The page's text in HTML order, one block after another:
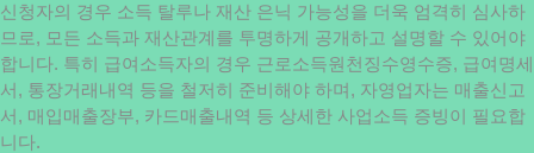
신청자의 경우 소득 탈루나 재산 은닉 가능성을 더욱 엄격히 심사하
므로, 모든 소득과 재산관계를 투명하게 공개하고 설명할 수 있어야
합니다. 특히 급여소득자의 경우 근로소득원천징수영수증, 급여명세
서, 통장거래내역 등을 철저히 준비해야 하며, 자영업자는 매출신고
서, 매입매출장부, 카드매출내역 등 상세한 사업소득 증빙이 필요합
니다.